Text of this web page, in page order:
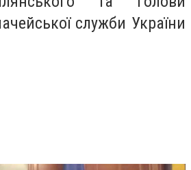
служби України